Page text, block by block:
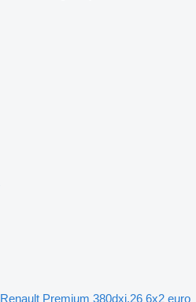
Renault Premium 380dxi.26 6x2 euro